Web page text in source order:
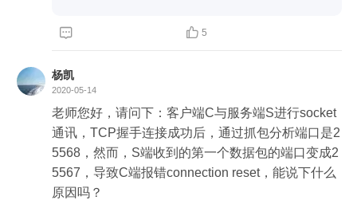
IP限制型-对称型	A通过server获得B的IP:port1，A
NAT映射条目；B通过server获得A的IP:port，发送U
DP包为A建立NAT映射条目，A收到B的UDP包，获
得B新的IP:port2；A向B的新地址IP:port2发送数
据，可以开始通信。
port限制型-对称型	A通过server获得B的IP:port
1，A向B发送UDP包，数据通过自己的NAT时会为
B建立NAT映射条目；B通过server获得A的IP:port，
  5
杨凯
2020-05-14
老师您好，请问下：客户端C与服务端S进行socket
通讯，TCP握手连接成功后，通过抓包分析端口是2
5568，然而，S端收到的第一个数据包的端口变成2
5567，导致C端报错connection reset，能说下什么
原因吗？